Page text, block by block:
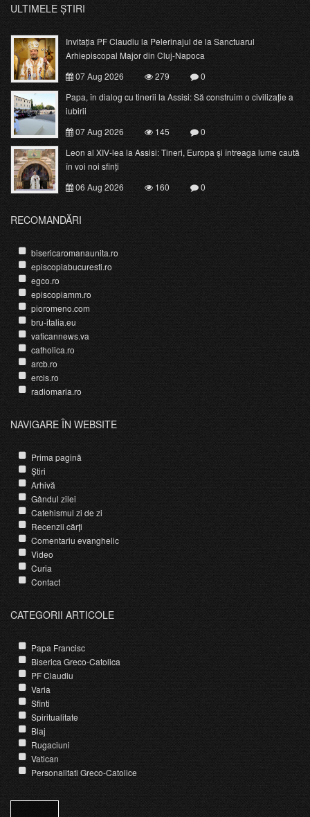
ULTIMELE ȘTIRI
Invitația PF Claudiu la Pelerinajul de la Sanctuarul
Arhiepiscopal Major din Cluj-Napoca
07 Aug 2026
279
0
Papa, în dialog cu tinerii la Assisi: Să construim o civilizație a
iubirii
07 Aug 2026
145
0
Leon al XIV-lea la Assisi: Tineri, Europa și întreaga lume caută
în voi noi sfinți
06 Aug 2026
160 0
RECOMANDĂRI
bisericaromanaunita.ro
episcopiabucuresti.ro
egco.ro
episcopiamm.ro
pioromeno.com
bru-italia.eu
vaticannews.va
catholica.ro
arcb.ro
ercis.ro
radiomaria.ro
NAVIGARE ÎN WEBSITE
Prima pagină
Știri
Arhivă
Gândul zilei
Catehismul zi de zi
Recenzii cărți
Comentariu evanghelic
Video
Curia
Contact
CATEGORII ARTICOLE
Papa Francisc
Biserica Greco-Catolica
PF Claudiu
Varia
Sfinti
Spiritualitate
Blaj
Rugaciuni
Vatican
Personalitati Greco-Catolice